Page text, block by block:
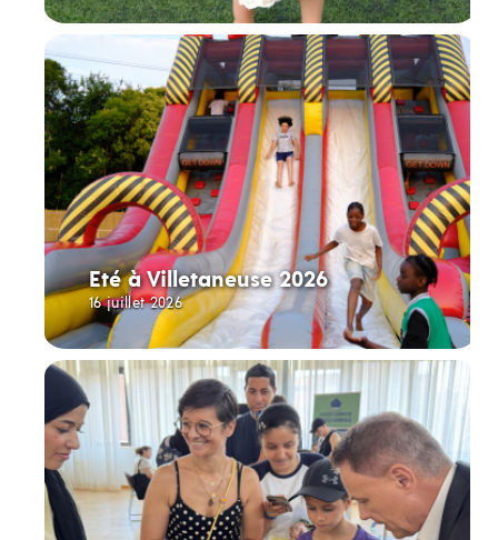
Eté à Villetaneuse 2026
16 juillet 2026